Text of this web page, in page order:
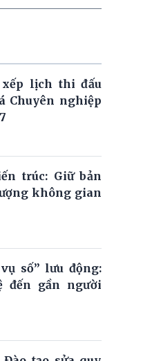
xếp lịch thi đấu
Chuyên nghiệp
trúc: Giữ bản
không gian
số” lưu động:
đến gần người